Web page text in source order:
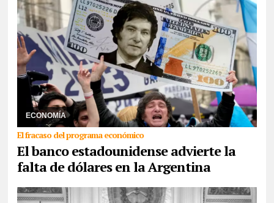
ECONOMÍA
El fracaso del programa económico
El banco estadounidense advierte la
falta de dólares en la Argentina
30/06/2025
La firma JP Morgan, la cual supo integrar el ministro
Luis Caputo, indicó a sus clientes que el país no obtendrá en el
mediano plazo las divisas y re ...